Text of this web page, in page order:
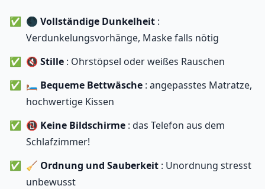
🌑 Vollständige Dunkelheit :
Verdunkelungsvorhänge, Maske falls nötig
🔇 Stille : Ohrstöpsel oder weißes Rauschen
🛏️ Bequeme Bettwäsche : angepasstes Matratze,
hochwertige Kissen
📵 Keine Bildschirme : das Telefon aus dem
Schlafzimmer!
🧹 Ordnung und Sauberkeit : Unordnung stresst
unbewusst